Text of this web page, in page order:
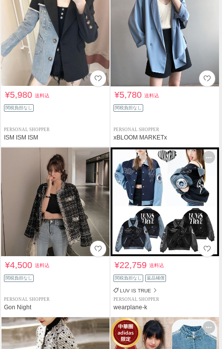
¥5,980送料込
関税負担なし
PERSONAL SHOPPER
ISM ISM ISM
¥5,780送料込
関税負担なし
PERSONAL SHOPPER
xBLOOM MARKETx
¥4,500送料込
関税負担なし
PERSONAL SHOPPER
Gon Night
¥22,759送料込
関税負担なし 返品補償
LUV IS TRUE
PERSONAL SHOPPER
wearplane-k